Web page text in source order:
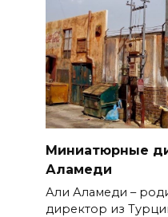
Миниатюрные
Аламеди
Али Аламеди –
директор из